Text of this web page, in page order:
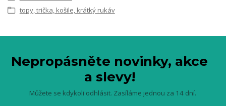
topy, trička, košile, krátký rukáv
Nepropásněte novinky, akce
a slevy!
Můžete se kdykoli odhlásit. Zasíláme jednou za 14 dní.